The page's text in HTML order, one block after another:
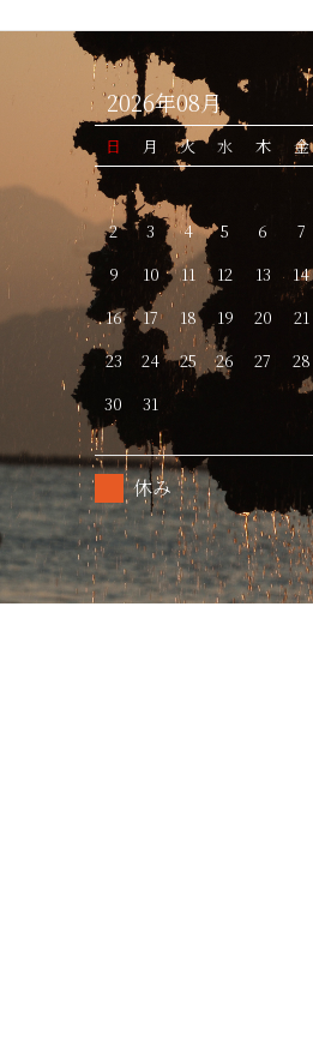
2026年08月
日 月 火 水 木 金
2
3 4 5 6 7
9
10 11 12 13 14
16
17 18 19 20 21
23
24 25 26 27 28
30
31
休み